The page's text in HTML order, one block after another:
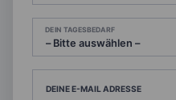
DEIN TAGESBEDARF
DEINE E-MAIL ADRESSE